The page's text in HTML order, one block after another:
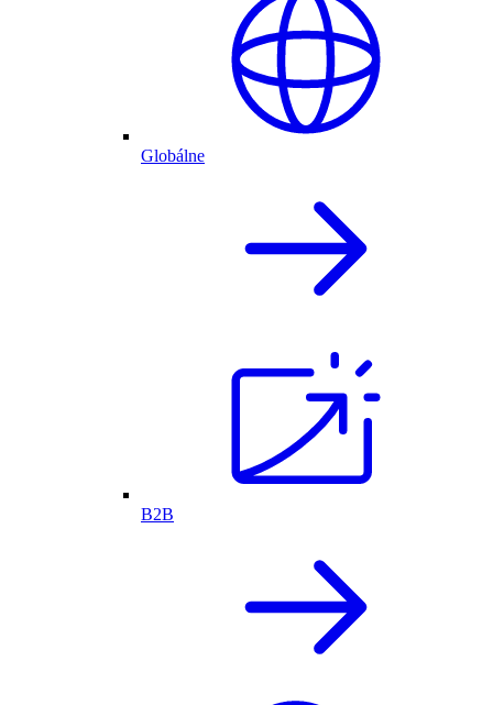
Globálne
B2B